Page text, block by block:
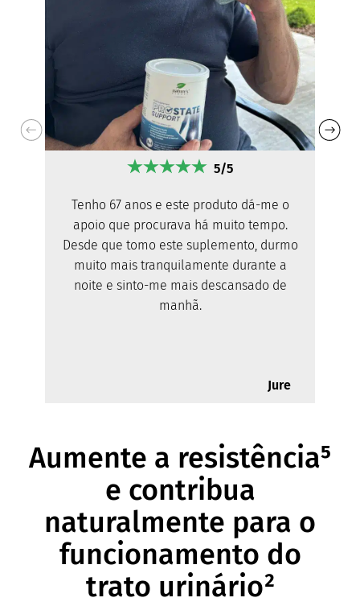
5/5
Tenho 67 anos e este produto dá-me o
apoio que procurava há muito tempo.
Desde que tomo este suplemento, durmo
muito mais tranquilamente durante a
noite e sinto-me mais descansado de
manhã.
Jure
Aumente a resistência⁵
e contribua
naturalmente para o
funcionamento do
trato urinário²